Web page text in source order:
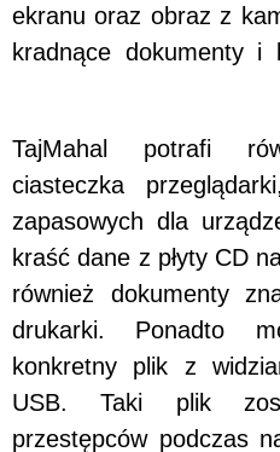
ekranu oraz obraz z
kradnące dokumenty i
TajMahal potrafi
ciasteczka
zapasowych dla
kraść dane z płyty CD
również dokumenty
drukarki. Ponadto
konkretny plik z
USB. Taki plik
przestępców podczas